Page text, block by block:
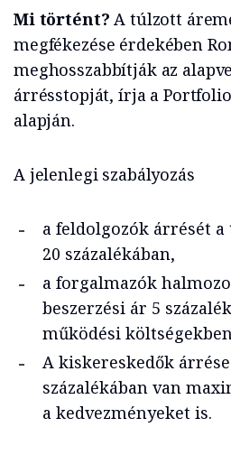
Mi történt?A túlzott
megfékezése érdekében
meghosszabbítják az
árrésstopját, írja a
alapján.
A jelenlegi szabályozás
a feldolgozók árrését
20 százalékában,
a forgalmazók
beszerzési ár 5
működési
A kiskereskedők
százalékában van
a kedvezményeket is.